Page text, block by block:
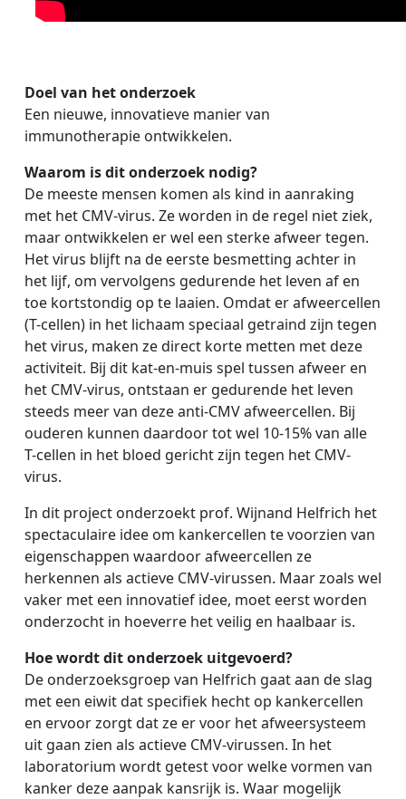
Doel van het onderzoek
Een nieuwe, innovatieve manier van
immunotherapie ontwikkelen.
Waarom is dit onderzoek nodig?
De meeste mensen komen als kind in aanraking
met het CMV-virus. Ze worden in de regel niet ziek,
maar ontwikkelen er wel een sterke afweer tegen.
Het virus blijft na de eerste besmetting achter in
het lijf, om vervolgens gedurende het leven af en
toe kortstondig op te laaien. Omdat er afweercellen
(T-cellen) in het lichaam speciaal getraind zijn tegen
het virus, maken ze direct korte metten met deze
activiteit. Bij dit kat-en-muis spel tussen afweer en
het CMV-virus, ontstaan er gedurende het leven
steeds meer van deze anti-CMV afweercellen. Bij
ouderen kunnen daardoor tot wel 10-15% van alle
T-cellen in het bloed gericht zijn tegen het CMV-
virus.
In dit project onderzoekt prof. Wijnand Helfrich het
spectaculaire idee om kankercellen te voorzien van
eigenschappen waardoor afweercellen ze
herkennen als actieve CMV-virussen. Maar zoals wel
vaker met een innovatief idee, moet eerst worden
onderzocht in hoeverre het veilig en haalbaar is.
Hoe wordt dit onderzoek uitgevoerd?
De onderzoeksgroep van Helfrich gaat aan de slag
met een eiwit dat specifiek hecht op kankercellen
en ervoor zorgt dat ze er voor het afweersysteem
uit gaan zien als actieve CMV-virussen. In het
laboratorium wordt getest voor welke vormen van
kanker deze aanpak kansrijk is. Waar mogelijk